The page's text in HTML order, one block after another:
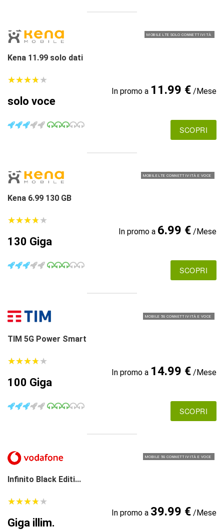
MOBILE LTE SOLO CONNETTIVITÀ
Kena 11.99 solo dati
★★★★★
★★★★★
solo voce
In promo a 11.99 €/Mese
SCOPRI
MOBILE LTE CONNETTIVITÀ E VOCE
Kena 6.99 130 GB
★★★★★
★★★★★
130 Giga
In promo a 6.99 €/Mese
SCOPRI
MOBILE 5G CONNETTIVITÀ E VOCE
TIM 5G Power Smart
★★★★★
★★★★★
100 Giga
In promo a 14.99 €/Mese
SCOPRI
MOBILE 5G CONNETTIVITÀ E VOCE
Infinito Black Editi...
★★★★★
★★★★★
Giga illim.
In promo a 39.99 €/Mese